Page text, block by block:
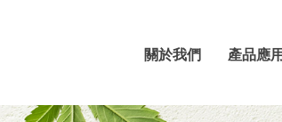
關於我們 產品應